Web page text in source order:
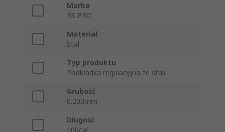
Marka
RS PRO
Materiał
Stal
Typ produktu
Podkładka regulacyjna ze stali
Grubość
0.203mm
Długość
100cal